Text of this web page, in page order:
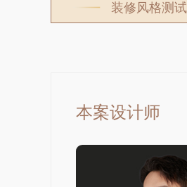
装修风格测试
本案设计师